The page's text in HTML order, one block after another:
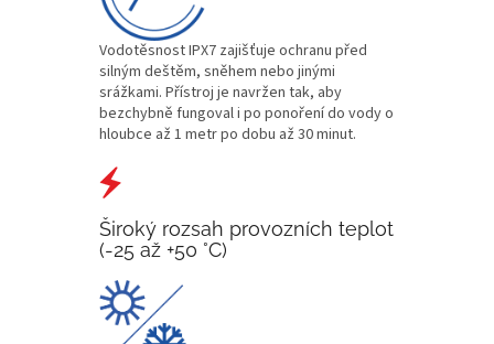
Vodotěsnost IPX7 zajišťuje ochranu před
silným deštěm, sněhem nebo jinými
srážkami. Přístroj je navržen tak, aby
bezchybně fungoval i po ponoření do vody o
hloubce až 1 metr po dobu až 30 minut.
Široký rozsah provozních teplot
(-25 až +50 °C)